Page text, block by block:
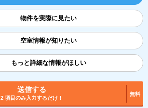
物件を実際に見たい
空室情報が知りたい
もっと詳細な情報がほしい
送信する
2 項目のみ入力するだけ！
無料